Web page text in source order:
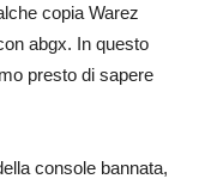
copia Warez
abgx. In questo
presto di sapere
console bannata,